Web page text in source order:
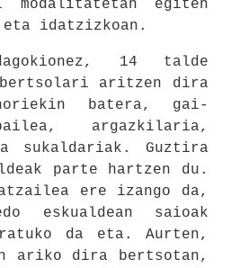
egiten
eta idatzizkoan.
14 talde
aritzen dira
batera, gai-
argazkilaria,
sukaldariak. Guztira
parte hartzen du.
ere izango da,
eskualdean saioak
da eta. Aurten,
ariko dira bertsotan,